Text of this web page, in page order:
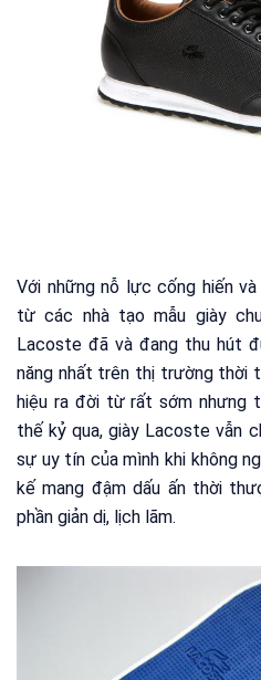
Với những nỗ lực cống hiến
từ các nhà tạo mẫu giày
Lacoste đã và đang thu hút
năng nhất trên thị trường thời
hiệu ra đời từ rất sớm nhưng
thế kỷ qua, giày Lacoste vẫn
sự uy tín của mình khi không
kế mang đậm dấu ấn thời
phần giản dị, lịch lãm.